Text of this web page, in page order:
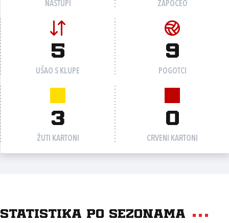
NASTUPI ZAPOČEO
5
UŠAO S KLUPE
9
POGOTCI
3
ŽUTI KARTONI
0
CRVENI KARTONI
Statistika po sezonama